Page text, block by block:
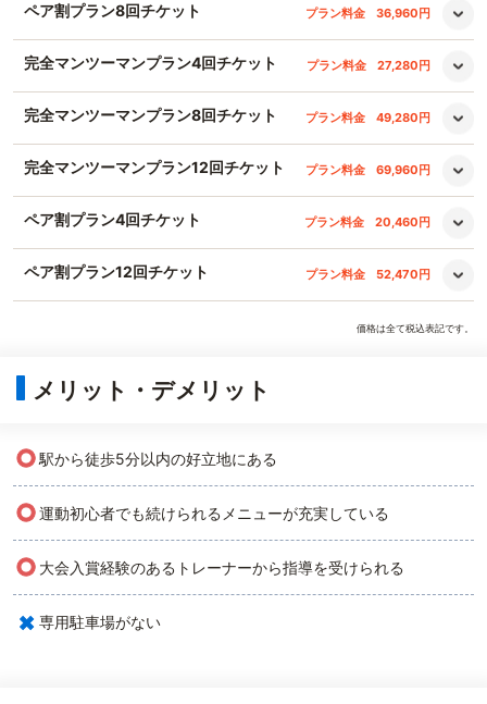
ペア割プラン8回チケット プラン料金 36,960円
完全マンツーマンプラン4回チケット プラン料金 27,280円
完全マンツーマンプラン8回チケット プラン料金 49,280円
完全マンツーマンプラン12回チケット プラン料金 69,960円
ペア割プラン4回チケット プラン料金 20,460円
ペア割プラン12回チケット プラン料金 52,470円
価格は全て税込表記です。
メリット・デメリット
○駅から徒歩5分以内の好立地にある
○運動初心者でも続けられるメニューが充実している
○ 大会入賞経験のあるトレーナーから指導を受けられる
× 専用駐車場がない